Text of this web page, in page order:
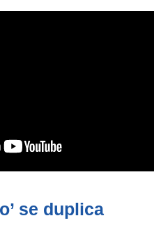
se duplica